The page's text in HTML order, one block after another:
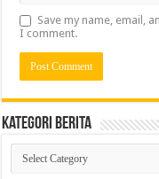
Save my name, email,
I comment.
Kategori Berita
Kategori
Berita